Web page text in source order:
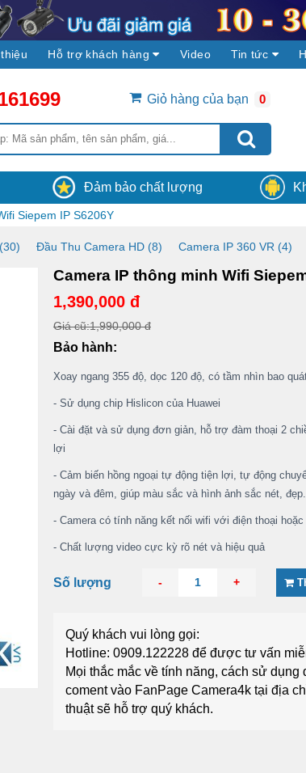
Hỗ trợ khách hàng Video Tin tức
Giỏ hàng của bạn 0
hệ
nhận
Vận chuyểnHệ thống Camera4K sẽ
hàng và lắp đặt miễn phí tại các tỉnh, thành
phố trên toàn khu vực miền Nam Việt Nam
Đảm bảo chất lượng
Siepem IP S6206Y
Đầu Thu Camera HD (8) Camera IP 360 VR (4)
Camera IP thông minh Wifi
1,390,000 đ
Giá cũ:1,990,000 đ
Bảo hành:
Xoay ngang 355 độ, dọc 120 độ, có tầm nhìn bao
- Sử dụng chip Hislicon của Huawei
- Cài đặt và sử dụng đơn giản, hỗ trợ đàm thoại 2
lợi
- Cảm biến hồng ngoại tự động tiện lợi, tự động
ngày và đêm, giúp màu sắc và hình ảnh sắc nét, đẹp.
- Camera có tính năng kết nối wifi với điện thoại hoặc
- Chất lượng video cực kỳ rõ nét và hiệu quả
Số lượng - 1 +
Quý khách vui lòng gọi:
Hotline: 0909.122228 để được tư vấn
Mọi thắc mắc về tính năng, cách sử dụng
coment vào FanPage Camera4k tại địa
thuật sẽ hỗ trợ quý khách.